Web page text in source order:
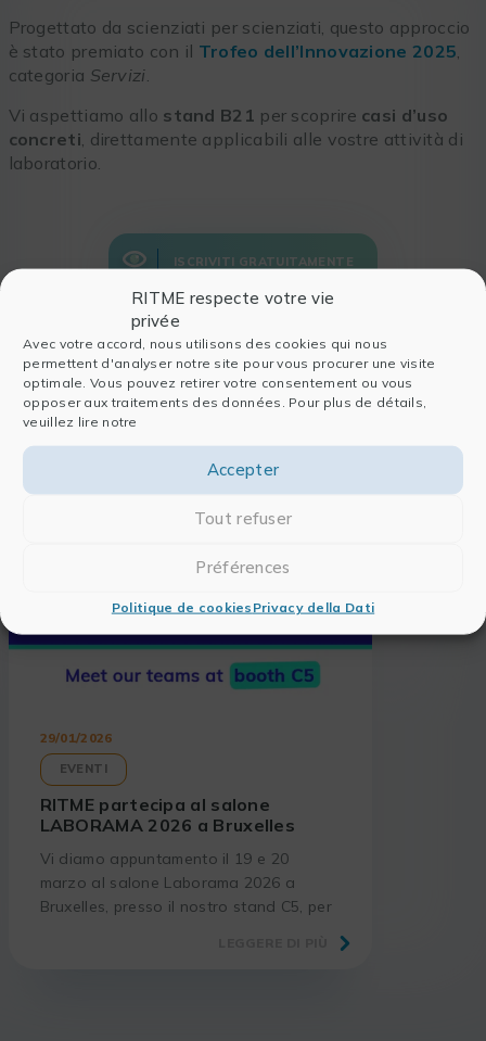
RITME respecte votre vie
privée
Avec votre accord, nous utilisons des cookies qui nous
permettent d'analyser notre site pour vous procurer une visite
optimale. Vous pouvez retirer votre consentement ou vous
opposer aux traitements des données. Pour plus de détails,
veuillez lire notre
Accepter
Tout refuser
Préférences
Politique de cookies Privacy della Dati
Progettato da scienziati per scienziati, questo approccio
è stato premiato con il Trofeo dell’Innovazione 2025,
categoria Servizi.
Vi aspettiamo allo stand B21 per scoprire casi d’uso
concreti , direttamente applicabili alle vostre attività di
laboratorio.
ISCRIVITI GRATUITAMENTE
Leggi anche
29/01/2026
EVENTI
RITME partecipa al salone
LABORAMA 2026 a Bruxelles
Vi diamo appuntamento il 19 e 20
marzo al salone Laborama 2026 a
Bruxelles, presso il nostro stand C5, per